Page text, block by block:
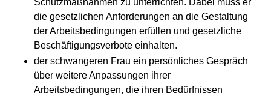
Schutzmaßnahmen zu unterrichten. Dabei muss er
die gesetzlichen Anforderungen an die Gestaltung
der Arbeitsbedingungen erfüllen und gesetzliche
Beschäftigungsverbote einhalten.
der schwangeren Frau ein persönliches Gespräch
über weitere Anpassungen ihrer
Arbeitsbedingungen, die ihren Bedürfnissen